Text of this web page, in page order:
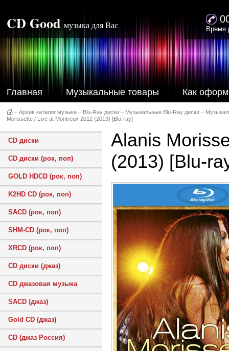
CD Good музыка для Вас Время
Главная Музыкальные товары Как
– Архив каталог музыка – Blu-Ray диски – Музыкальные Blu-Ray диски –
Morissette / Live at Montreux 2012 (2013) [Blu-ray]
CD диски
CD диски (рок, поп)
GOLD HDCD (рок, поп)
K2HD CD (рок, поп)
SACD (рок, поп)
SHM-CD (рок, поп)
XRCD (рок, поп)
CD диски (джаз)
CD джазовая музыка
SACD (джаз)
Gold CD (джаз)
CD (джаз Россия)
Alanis
(2013) [Blu-